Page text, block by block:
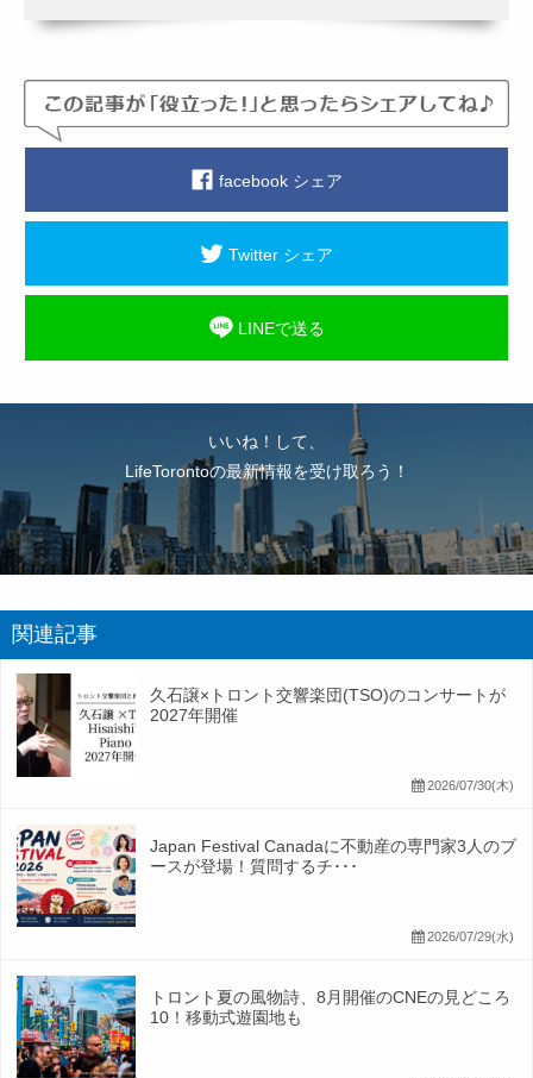
facebook シェア
Twitter シェア
LINEで送る
いいね！して、
LifeTorontoの最新情報を受け取ろう！
関連記事
久石譲×トロント交響楽団(TSO)のコンサートが
2027年開催
2026/07/30(木)
Japan Festival Canadaに不動産の専門家3人のブ
ースが登場！質問するチ･･･
2026/07/29(水)
トロント夏の風物詩、8月開催のCNEの見どころ
10！移動式遊園地も